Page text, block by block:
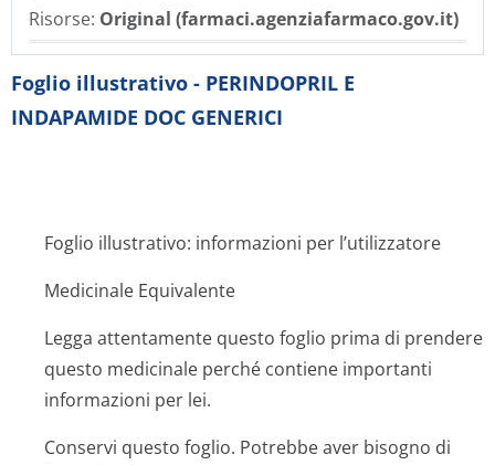
Risorse: Original (farmaci.agenziafarmaco.gov.it)
Foglio illustrativo - PERINDOPRIL E
INDAPAMIDE DOC GENERICI
Foglio illustrativo: informazioni per l’utilizzatore
Medicinale Equivalente
Legga attentamente questo foglio prima di prendere
questo medicinale perché contiene importanti
informazioni per lei.
Conservi questo foglio. Potrebbe aver bisogno di